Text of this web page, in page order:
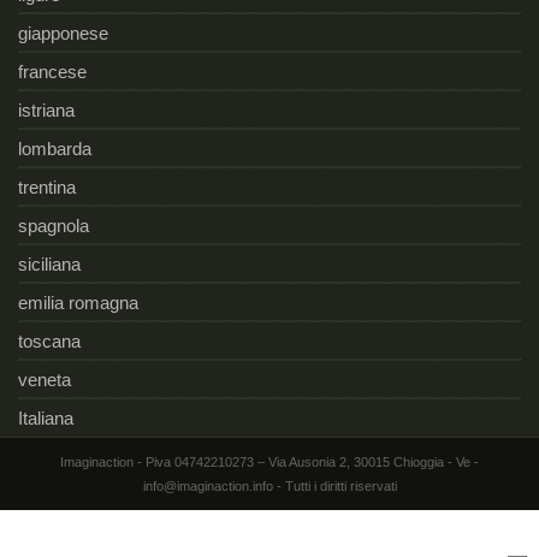
giapponese
francese
istriana
lombarda
trentina
spagnola
siciliana
emilia romagna
toscana
veneta
Italiana
Imaginaction - Piva 04742210273 – Via Ausonia 2, 30015 Chioggia - Ve -
info@imaginaction.info - Tutti i diritti riservati